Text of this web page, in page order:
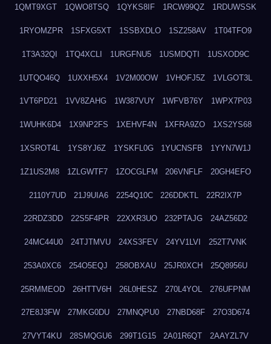
1QMT9XGT 1QWO8TSQ 1QYKS8IF 1RCW99QZ 1RDUWSSK
1RYOMZPR 1SFXG5XT 1SSBXDLO 1SZ258AV 1T04TFO9
1T3A32QI 1TQ4XCLI 1URGFNU5 1USMDQTI 1USXOD9C
1UTQO46Q 1UXXH5X4 1V2M00OW 1VHOFJ5Z 1VLGOT3L
1VT6PD21 1VV8ZAHG 1W387VUY 1WFVB76Y 1WPX7P03
1WUHK6D4 1X9NP2FS 1XEHVF4N 1XFRA9ZO 1XS2YS68
1XSROT4L 1YS8YJ6Z 1YSKFL0G 1YUCNSFB 1YYN7W1J
1Z1US2M8 1ZLGWTF7 1ZOCGLFM 206VNFLF 20GH4EFO
2110Y7UD 21J9UIA6 2254Q10C 226DDKTL 22R2IX7P
22RDZ3DD 22S5F4PR 22XXR3UO 232PTAJG 24AZ56D2
24MC44U0 24TJTMVU 24XS3FEV 24YV1LVI 252T7VNK
253A0XC6 254O5EQJ 258OBXAU 25JR0XCH 25Q8956U
25RMMEOD 26HTTV6H 26L0HESZ 270L4YOL 276UFPNM
27E8J3FW 27MKG0DU 27MNQPU0 27NBD68F 27O3D674
27VYT4KU 28SMQGU6 299T1G15 2A01R6QT 2AAYZL7V